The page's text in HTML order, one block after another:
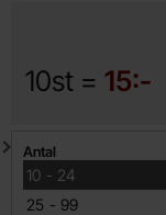
10st = 15:-
Mängdrabatt
Antal
10 -
till 24
25 -
till 99